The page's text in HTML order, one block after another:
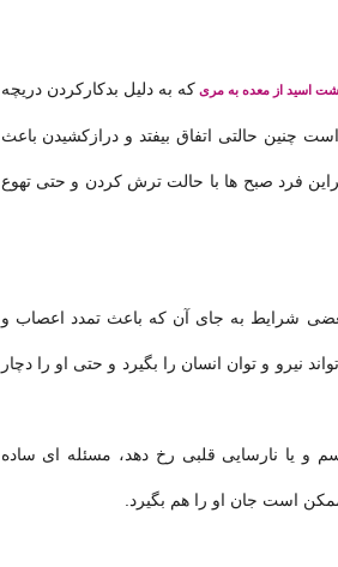
اسید از معده به مری که به دلیل بدکارکردن دریچه
چنین حالتی اتفاق بیفتد و درازکشیدن باعث
فرد صبح ها با حالت ترش کردن و حتی تهوع
شرایط به جای آن که باعث تمدد اعصاب و
نیرو و توان انسان را بگیرد و حتی او را دچار
و یا نارسایی قلبی رخ دهد، مسئله ای ساده
است جان او را هم بگیرد.